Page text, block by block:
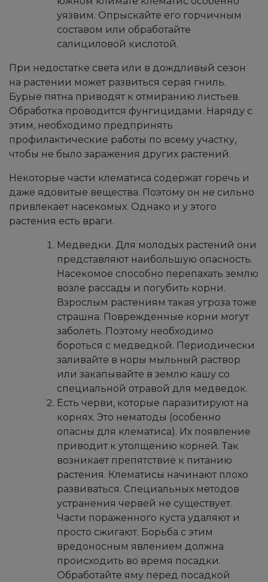
уязвим. Опрыскайте его горчичным
составом или обработайте
салициловой кислотой.
При недостатке света или в дождливый сезон
на растении может развиться серая гниль.
Бурые пятна приводят к отмиранию листьев.
Обработка проводится фунгицидами. Наряду с
этим, необходимо предпринять
профилактические работы по всему участку,
чтобы не было заражения других растений.
​​​Некоторые части клематиса содержат горечь и
даже ядовитые вещества. Поэтому он не сильно
привлекает насекомых. Однако и у этого
растения есть враги.
Медведки. Для молодых растений они
представляют наибольшую опасность.
Насекомое способно перепахать землю
возле рассады и погубить корни.
Взрослым растениям такая угроза тоже
страшна. Поврежденные корни могут
заболеть. Поэтому необходимо
бороться с медведкой. Периодически
заливайте в норы мыльный раствор
или закапывайте в землю кашу со
специальной отравой для медведок.
Есть черви, которые паразитируют на
корнях. Это нематоды (особенно
опасны для клематиса). Их появление
приводит к утолщению корней. Так
возникает препятствие к питанию
растения. Клематисы начинают плохо
развиваться. Специальных методов
устранения червей не существует.
Части пораженного куста удаляют и
просто сжигают. Борьба с этим
вредоносным явлением должна
происходить во время посадки.
Обработайте яму перед посадкой